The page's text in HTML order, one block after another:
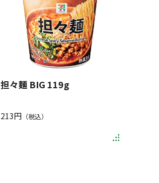
担々麺 BIG 119g
213円 （税込）